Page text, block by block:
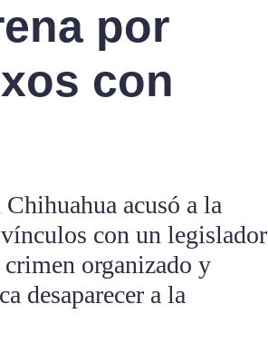
por
con
acusó a la
con un legislador
organizado y
desaparecer a la